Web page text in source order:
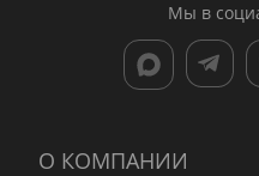
Мы в
О КОМПАНИИ